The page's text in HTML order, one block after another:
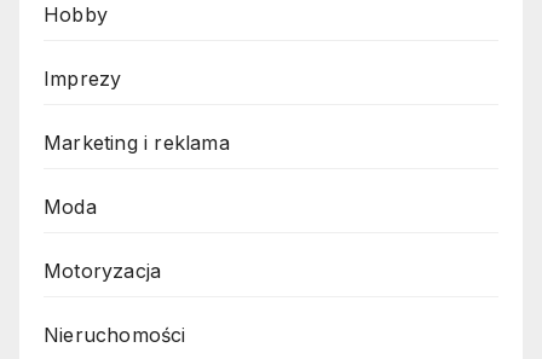
Hobby
Imprezy
Marketing i reklama
Moda
Motoryzacja
Nieruchomości